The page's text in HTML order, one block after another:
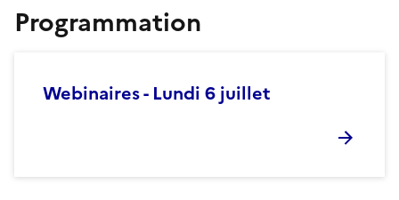
Programmation
Webinaires - Lundi 6 juillet